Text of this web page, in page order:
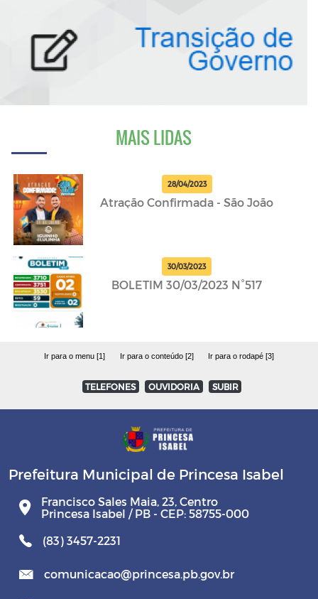
MAIS LIDAS
28/04/2023
Atração Confirmada - São João
30/03/2023
BOLETIM 30/03/2023 N°517
Ir para o menu [1] Ir para o conteúdo [2] Ir para o rodapé [3]
TELEFONES OUVIDORIA SUBIR
Prefeitura Municipal de Princesa Isabel
Francisco Sales Maia, 23, Centro
Princesa Isabel / PB - CEP: 58755-000
(83) 3457-2231
comunicacao@princesa.pb.gov.br